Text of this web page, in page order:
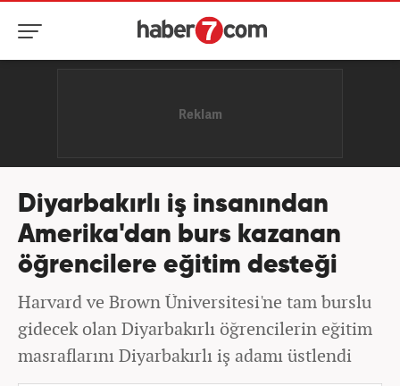
Diyarbakırlı iş insanından
Amerika'dan burs kazanan
öğrencilere eğitim desteği
Harvard ve Brown Üniversitesi'ne tam burslu
gidecek olan Diyarbakırlı öğrencilerin eğitim
masraflarını Diyarbakırlı iş adamı üstlendi